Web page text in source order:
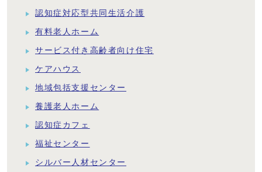
認知症対応型共同生活介護
有料老人ホーム
サービス付き高齢者向け住宅
ケアハウス
地域包括支援センター
養護老人ホーム
認知症カフェ
福祉センター
シルバー人材センター